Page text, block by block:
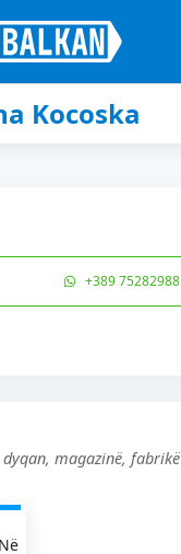
Kocoska
+389 75282988
magazinë, fabrikë